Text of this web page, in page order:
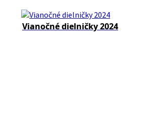
Vianočné dielničky 2024